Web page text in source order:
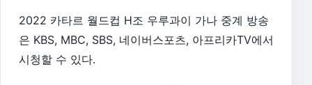
2022 카타르 월드컵 H조 우루과이 가나 중계 방송
은 KBS, MBC, SBS, 네이버스포츠, 아프리카TV에서
시청할 수 있다.